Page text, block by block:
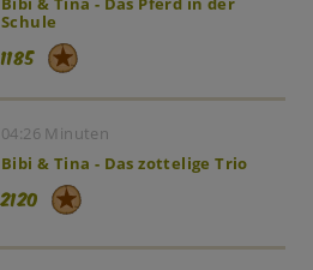
Schule
1185
04:26 Minuten
Bibi & Tina - Das zottelige Trio
2120